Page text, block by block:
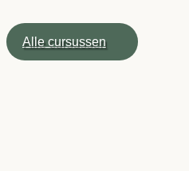
Alle cursussen